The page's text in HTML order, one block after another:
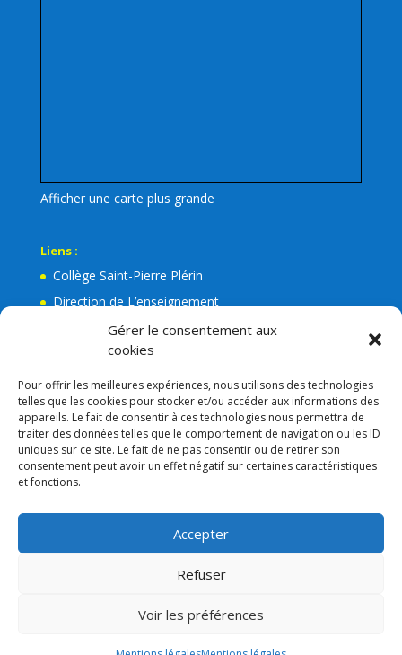
Gérer le consentement aux
cookies
Pour offrir les meilleures expériences, nous utilisons des technologies
telles que les cookies pour stocker et/ou accéder aux informations des
appareils. Le fait de consentir à ces technologies nous permettra de
traiter des données telles que le comportement de navigation ou les ID
uniques sur ce site. Le fait de ne pas consentir ou de retirer son
consentement peut avoir un effet négatif sur certaines caractéristiques
et fonctions.
Accepter
Refuser
Voir les préférences
Afficher une carte plus grande
Liens :
Collège Saint-Pierre Plérin
Direction de L’enseignement
La Mairie de Plérin
Ecole Jean Leuduger Plérin
Facebook de l’Apel Notre-Dame
Lien admin
Mentions légales
RGPD
Consigne VIGIPIRAT
Nos partenaires